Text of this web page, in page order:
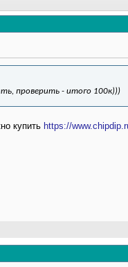
проверить - итого 100к)))
купить https://